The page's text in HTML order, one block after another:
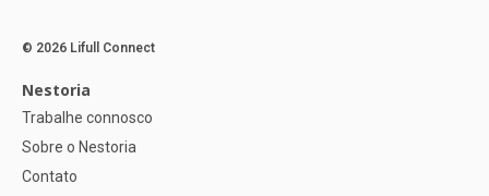
© 2026 Lifull Connect
Nestoria
Trabalhe connosco
Sobre o Nestoria
Contato